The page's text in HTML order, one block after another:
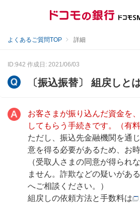
よくあるご質問TOP 詳細
ID:942 作成日: 2021/06/03
〔振込振替〕 組戻しと
お客さまが振り込んだ資金を
してもらう手続きです。（有料
ただし、振込先金融機関を通
意を得る必要があるため、お
（受取人さまの同意が得られ
ません。詐欺などの疑いがあ
へご相談ください。）
組戻しの依頼方法と手数料は